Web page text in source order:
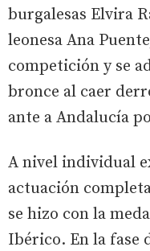
burgalesas Elvira
leonesa Ana
competición y se
bronce al caer
ante a Andalucía
A nivel individual
actuación
se hizo con la
Ibérico. En la fase